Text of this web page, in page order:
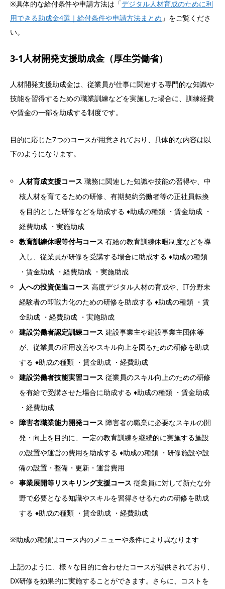
※具体的な給付条件や申請方法は「デジタル人材育成のために利
用できる助成金4選｜給付条件や申請方法まとめ 」をご覧くださ
い。
3-1人材開発支援助成金（厚生労働省）
人材開発支援助成金は、従業員が仕事に関連する専門的な知識や
技能を習得するための職業訓練などを実施した場合に、訓練経費
や賃金の一部を助成する制度です。
目的に応じた7つのコースが用意されており、具体的な内容は以
下のようになります。
人材育成支援コース 職務に関連した知識や技能の習得や、中
核人材を育てるための研修、有期契約労働者等の正社員転換
を目的とした研修などを助成する ♦助成の種類 ・賃金助成 ・
経費助成 ・実施助成
教育訓練休暇等付与コース 有給の教育訓練休暇制度などを導
入し、従業員が研修を受講する場合に助成する ♦助成の種類
・賃金助成 ・経費助成 ・実施助成
人への投資促進コース 高度デジタル人材の育成や、IT分野未
経験者の即戦力化のための研修を助成する ♦助成の種類 ・賃
金助成 ・経費助成 ・実施助成
建設労働者認定訓練コース 建設事業主や建設事業主団体等
が、従業員の雇用改善やスキル向上を図るための研修を助成
する ♦助成の種類 ・賃金助成 ・経費助成
建設労働者技能実習コース 従業員のスキル向上のための研修
を有給で受講させた場合に助成する ♦助成の種類 ・賃金助成
・経費助成
障害者職業能力開発コース 障害者の職業に必要なスキルの開
発・向上を目的に、一定の教育訓練を継続的に実施する施設
の設置や運営の費用を助成する ♦助成の種類 ・研修施設や設
備の設置・整備・更新・運営費用
事業展開等リスキリング支援コース 従業員に対して新たな分
野で必要となる知識やスキルを習得させるための研修を助成
する ♦助成の種類 ・賃金助成 ・経費助成
※助成の種類はコース内のメニューや条件により異なります
上記のように、様々な目的に合わせたコースが提供されており、
DX研修を効果的に実施することができます。さらに、コストを